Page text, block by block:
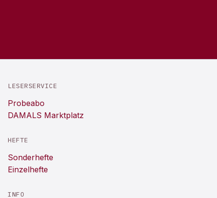
LESERSERVICE
Probeabo
DAMALS Marktplatz
HEFTE
Sonderhefte
Einzelhefte
INFO